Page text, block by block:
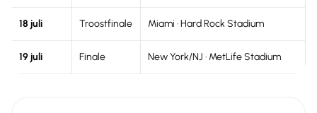
18 juli Troostfinale Miami · Hard Rock Stadium
19 juli Finale New York/NJ · MetLife Stadium